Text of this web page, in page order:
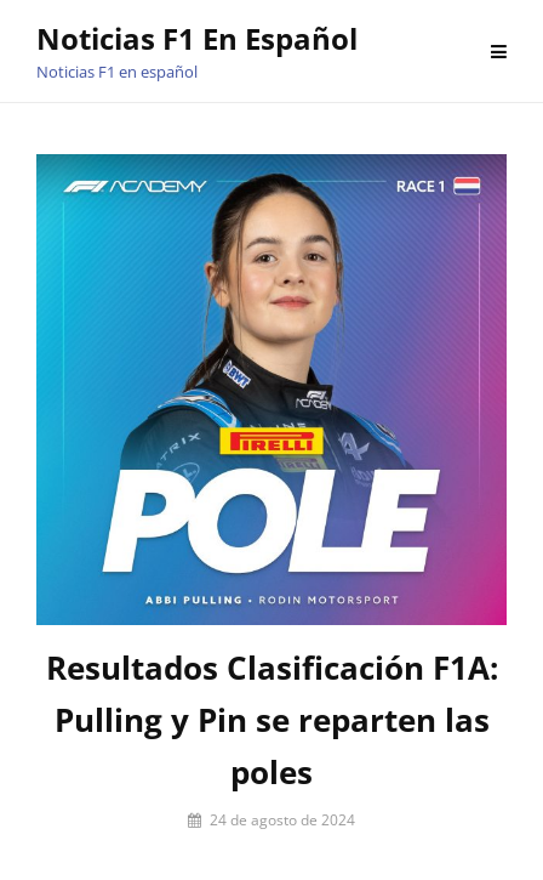
Noticias F1 En Español
Noticias F1 en español
Resultados Clasificación F1A:
Pulling y Pin se reparten las
poles
Por 24 de agosto de 2024